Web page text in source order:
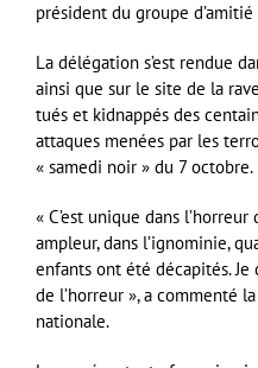
président du groupe d’amitié
La délégation s’est rendue
ainsi que sur le site de la
tués et kidnappés des
attaques menées par les
« samedi noir » du 7 octobre.
« C’est unique dans
ampleur, dans l’ignominie,
enfants ont été décapités.
de l’horreur », a commenté
nationale.